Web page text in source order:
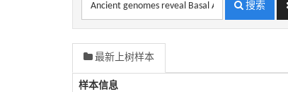
编
号
或
区、
搜索
最新上树样本
样本信息